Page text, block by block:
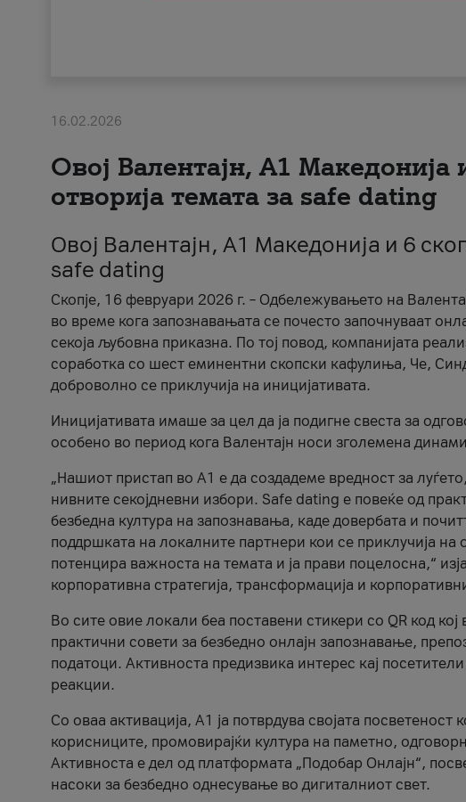
16.02.2026
Овој Валентајн, A1
отворија темата за safe dating
Овој Валентајн, A1 Македонија и 6
safe dating
Скопје, 16 февруари 2026 г. – Одбележувањето на
во време кога запознавањата се почесто започнуваат
секоја љубовна приказна. По тој повод, компанијата
соработка со шест еминентни скопски кафулиња, Че,
доброволно се приклучија на иницијативата.
Иницијативата имаше за цел да ја подигне свеста за
особено во период кога Валентајн носи зголемена
„Нашиот пристап во А1 е да создадеме вредност за
нивните секојдневни избори. Safe dating е повеќе од
безбедна култура на запознавања, каде довербата и
поддршката на локалните партнери кои се приклучија на
потенцира важноста на темата и ја прави поцелосна,“
корпоративна стратегија, трансформација и
Во сите овие локали беа поставени стикери со QR код
практични совети за безбедно онлајн запознавање,
податоци. Активноста предизвика интерес кај
реакции.
Со оваа активација, А1 ја потврдува својата посветеност
корисниците, промовирајќи култура на паметно,
Активноста е дел од платформата „Подобар Онлајн“,
насоки за безбедно однесување во дигиталниот свет.